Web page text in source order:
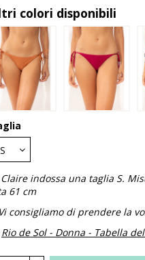
colori disponibili
Claire indossa una taglia S.
61 cm
Vi consigliamo di prendere la
Rio de Sol - Donna - Tabella